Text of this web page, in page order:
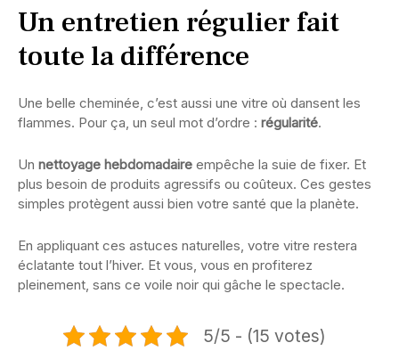
Un entretien régulier fait
toute la différence
Une belle cheminée, c’est aussi une vitre où dansent les
flammes. Pour ça, un seul mot d’ordre : régularité.
Un nettoyage hebdomadaire empêche la suie de fixer. Et
plus besoin de produits agressifs ou coûteux. Ces gestes
simples protègent aussi bien votre santé que la planète.
En appliquant ces astuces naturelles, votre vitre restera
éclatante tout l’hiver. Et vous, vous en profiterez
pleinement, sans ce voile noir qui gâche le spectacle.
5/5 - (15 votes)